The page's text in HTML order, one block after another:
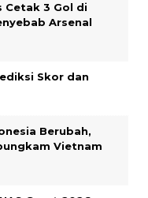
Cetak 3 Gol di
Arsenal
Skor dan
Berubah,
Vietnam